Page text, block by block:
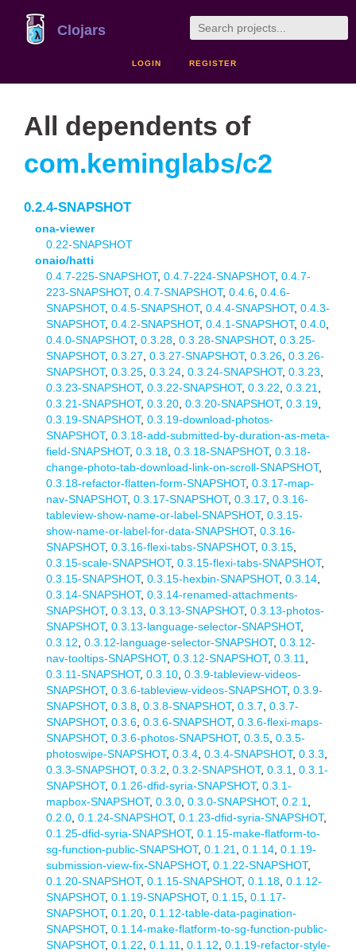
Clojars
LOGIN REGISTER
All dependents of
com.keminglabs/c2
0.2.4-SNAPSHOT
ona-viewer
0.22-SNAPSHOT
onaio/hatti
0.4.7-225-SNAPSHOT, 0.4.7-224-SNAPSHOT, 0.4.7-
223-SNAPSHOT, 0.4.7-SNAPSHOT, 0.4.6 0.4.6-
SNAPSHOT, 0.4.5-SNAPSHOT, 0.4.4-SNAPSHOT, 0.4.3-
SNAPSHOT, 0.4.2-SNAPSHOT, 0.4.1-SNAPSHOT, 0.4.0
0.4.0-SNAPSHOT, 0.3.28 0.3.28-SNAPSHOT, 0.3.25-
SNAPSHOT, 0.3.27 0.3.27-SNAPSHOT, 0.3.26 0.3.26-
SNAPSHOT, 0.3.25 0.3.24 0.3.24-SNAPSHOT, 0.3.23
0.3.23-SNAPSHOT, 0.3.22-SNAPSHOT, 0.3.22 0.3.21
0.3.21-SNAPSHOT, 0.3.20 0.3.20-SNAPSHOT, 0.3.19
0.3.19-SNAPSHOT, 0.3.19-download-photos-
SNAPSHOT, 0.3.18-add-submitted-by-duration-as-meta-
field-SNAPSHOT, 0.3.18 0.3.18-SNAPSHOT, 0.3.18-
change-photo-tab-download-link-on-scroll-SNAPSHOT,
0.3.18-refactor-flatten-form-SNAPSHOT, 0.3.17-map-
nav-SNAPSHOT, 0.3.17-SNAPSHOT, 0.3.17 0.3.16-
tableview-show-name-or-label-SNAPSHOT, 0.3.15-
show-name-or-label-for-data-SNAPSHOT, 0.3.16-
SNAPSHOT, 0.3.16-flexi-tabs-SNAPSHOT, 0.3.15
0.3.15-scale-SNAPSHOT, 0.3.15-flexi-tabs-SNAPSHOT,
0.3.15-SNAPSHOT, 0.3.15-hexbin-SNAPSHOT, 0.3.14
0.3.14-SNAPSHOT, 0.3.14-renamed-attachments-
SNAPSHOT, 0.3.13 0.3.13-SNAPSHOT, 0.3.13-photos-
SNAPSHOT, 0.3.13-language-selector-SNAPSHOT,
0.3.12 0.3.12-language-selector-SNAPSHOT, 0.3.12-
nav-tooltips-SNAPSHOT, 0.3.12-SNAPSHOT, 0.3.11
0.3.11-SNAPSHOT, 0.3.10 0.3.9-tableview-videos-
SNAPSHOT, 0.3.6-tableview-videos-SNAPSHOT, 0.3.9-
SNAPSHOT, 0.3.8 0.3.8-SNAPSHOT, 0.3.7 0.3.7-
SNAPSHOT, 0.3.6 0.3.6-SNAPSHOT, 0.3.6-flexi-maps-
SNAPSHOT, 0.3.6-photos-SNAPSHOT, 0.3.5 0.3.5-
photoswipe-SNAPSHOT, 0.3.4 0.3.4-SNAPSHOT, 0.3.3
0.3.3-SNAPSHOT, 0.3.2 0.3.2-SNAPSHOT, 0.3.1
0.3.1-
SNAPSHOT, 0.1.26-dfid-syria-SNAPSHOT, 0.3.1-
mapbox-SNAPSHOT, 0.3.0 0.3.0-SNAPSHOT, 0.2.1
0.2.0 0.1.24-SNAPSHOT, 0.1.23-dfid-syria-SNAPSHOT,
0.1.25-dfid-syria-SNAPSHOT, 0.1.15-make-flatform-to-
sg-function-public-SNAPSHOT, 0.1.21 0.1.14 0.1.19-
submission-view-fix-SNAPSHOT, 0.1.22-SNAPSHOT,
0.1.20-SNAPSHOT, 0.1.15-SNAPSHOT, 0.1.18 0.1.12-
SNAPSHOT, 0.1.19-SNAPSHOT, 0.1.15 0.1.17-
SNAPSHOT, 0.1.20 0.1.12-table-data-pagination-
SNAPSHOT, 0.1.14-make-flatform-to-sg-function-public-
SNAPSHOT, 0.1.22 0.1.11 0.1.12 0.1.19-refactor-style-